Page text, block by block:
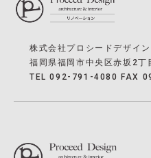
株式会社プロシードデザイ
福岡県福岡市中央区赤坂2丁
TEL 092-791-4080 FAX